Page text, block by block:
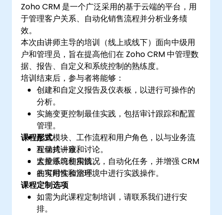
Zoho CRM 是一个广泛采用的基于云端的平台，用
于管理客户关系、自动化销售流程并分析业务绩
效。
本次由讲师主导的培训（线上或线下）面向中级用
户和管理员，旨在提高他们在 Zoho CRM 中管理数
据、报告、自定义和系统控制的熟练度。
培训结束后，参与者将能够：
创建和自定义报告及仪表板，以进行可操作的
分析。
实施变更控制最佳实践，包括审计跟踪和配置
管理。
配置模块、工作流程和用户角色，以与业务流
程保持一致。
监控系统使用情况，自动化任务，并增强 CRM
的可用性和治理。
课程形式
互动式讲座和讨论。
大量练习和实践。
在实时实验室环境中进行实践操作。
课程定制选项
如需为此课程定制培训，请联系我们进行安
排。